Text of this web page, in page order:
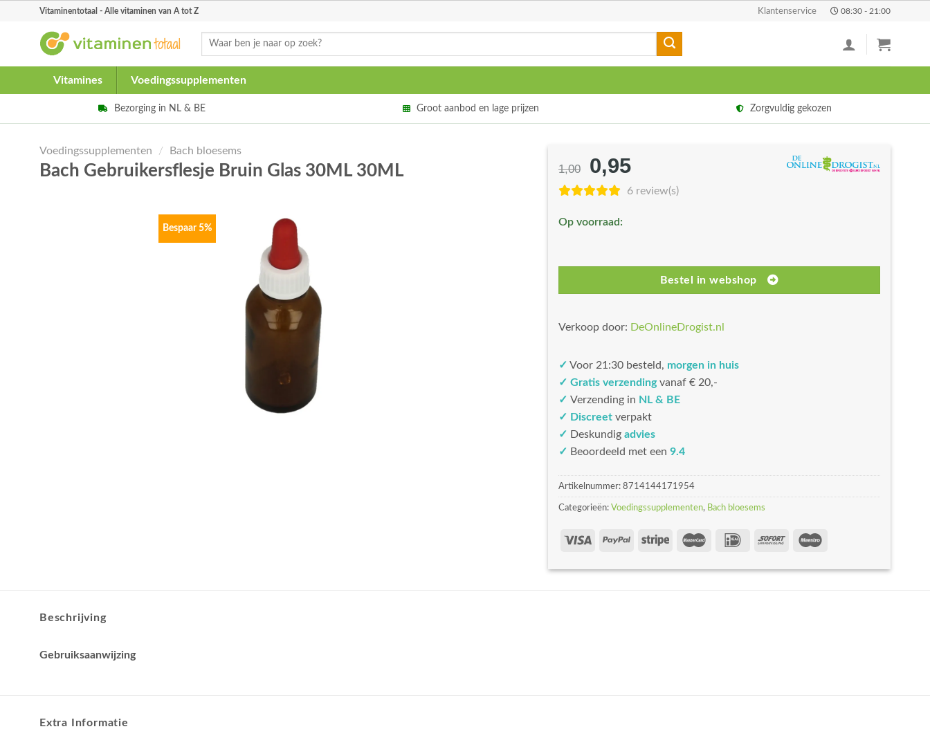
Vitaminentotaal - Alle vitaminen van A tot Z Klantenservice 08:30 - 21:00
Zoeken
Vitamines Voedingssupplementen
Bezorging in NL & BE Groot aanbod en lage prijzen Zorgvuldig gekozen
Voedingssupplementen / Bach bloesems
Bach Gebruikersflesje Bruin Glas 30ML 30ML
Bespaar 5%
1,00
Oorspronkelijke
prijs
€1,00.
0,95Huidige
prijs
6 review(s)
Op voorraad:
Bestel in webshop
Verkoop door: DeOnlineDrogist.nl
✓ Voor 21:30 besteld, morgen in huis
✓ Gratis verzendingvanaf € 20,-
✓ Verzending in NL & BE
✓ Discreet verpakt
✓ Deskundig advies
✓ Beoordeeld met een 9.4
Artikelnummer: 8714144171954
Categorieën: Voedingssupplementen, Bach bloesems
Beschrijving
Gebruiksaanwijzing
Extra Informatie